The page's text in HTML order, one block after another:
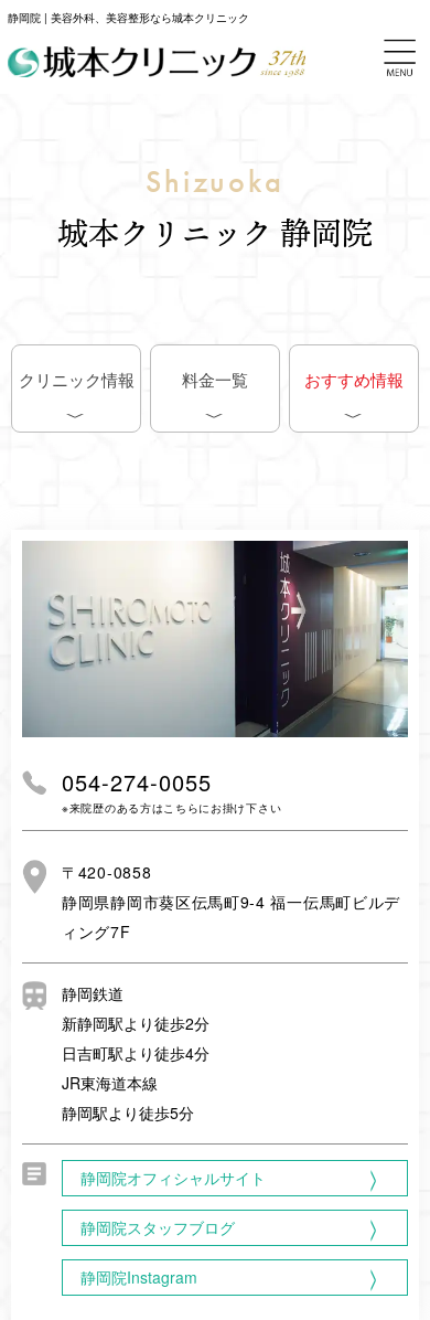
静岡院 | 美容外科、美容整形なら城本クリニック
Shizuoka
城本クリニック 静岡院
クリニック情報 料金一覧 おすすめ情報
054-274-0055
※来院歴のある方はこちらにお掛け下さい
〒420-0858
静岡県静岡市葵区伝馬町9-4 福一伝馬町ビルデ
ィング7F
静岡鉄道
新静岡駅より徒歩2分
日吉町駅より徒歩4分
JR東海道本線
静岡駅より徒歩5分
静岡院オフィシャルサイト
静岡院スタッフブログ
静岡院Instagram